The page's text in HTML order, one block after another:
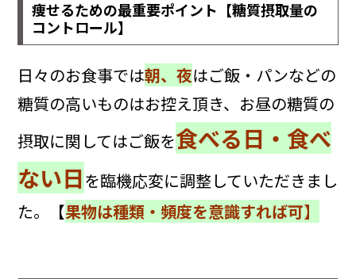
痩せるための最重要ポイント【糖質摂取量の
コントロール】
日々のお食事では朝、夜はご飯・パンなどの
糖質の高いものはお控え頂き、お昼の糖質の
摂取に関してはご飯を食べる日・食べ
ない日を臨機応変に調整していただきまし
た。【果物は種類・頻度を意識すれば可】